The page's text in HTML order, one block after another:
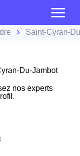
Saint-Cyran-
Du-Jambot
nos experts